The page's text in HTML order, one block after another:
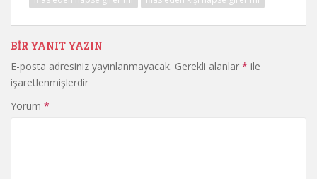
BIR YANIT YAZIN
E-posta adresiniz yayınlanmayacak. Gerekli alanlar * ile
işaretlenmişlerdir
Yorum *